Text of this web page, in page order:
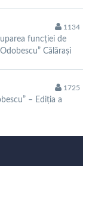
1134
funcției de
Călărași
1725
– Ediția a